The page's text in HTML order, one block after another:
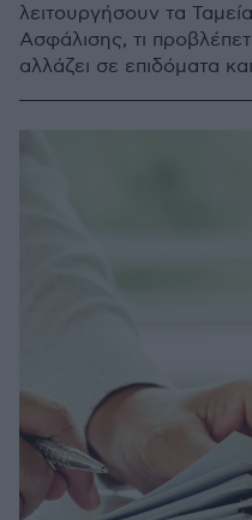
λειτουργήσουν τα
Ασφάλισης, τι
αλλάζει σε επιδόματα